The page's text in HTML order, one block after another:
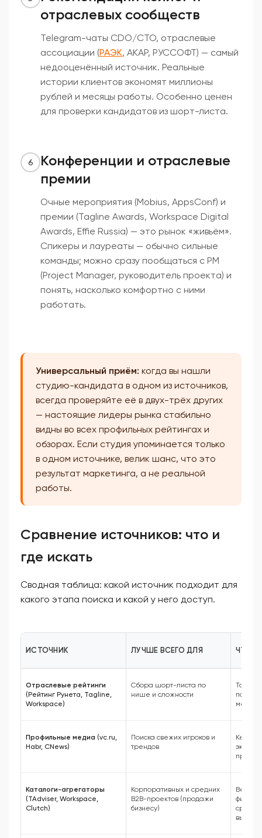
отраслевых сообществ
Telegram-чаты CDO/CTO, отраслевые
ассоциации (РАЭК, АКАР, РУССОФТ) — самый
недооценённый источник. Реальные
истории клиентов экономят миллионы
рублей и месяцы работы. Особенно ценен
для проверки кандидатов из шорт-листа.
6
Конференции и отраслевые
премии
Очные мероприятия (Mobius, AppsConf) и
премии (Tagline Awards, Workspace Digital
Awards, Effie Russia) — это рынок «живьём».
Спикеры и лауреаты — обычно сильные
команды; можно сразу пообщаться с PM
(Project Manager, руководитель проекта) и
понять, насколько комфортно с ними
работать.
Универсальный приём: когда вы нашли
студию-кандидата в одном из источников,
всегда проверяйте её в двух-трёх других
— настоящие лидеры рынка стабильно
видны во всех профильных рейтингах и
обзорах. Если студия упоминается только
в одном источнике, велик шанс, что это
результат маркетинга, а не реальной
работы.
Сравнение источников: что и
где искать
Сводная таблица: какой источник подходит для
какого этапа поиска и какой у него доступ.
ИСТОЧНИК ЛУЧШЕ ВСЕГО ДЛЯ ЧТО
Отраслевые рейтинги
(Рейтинг Рунета, Tagline,
Workspace)
Сбора шорт-листа по
нише и сложности
Топ-20
по
Профильные медиа (vc.ru,
Habr, CNews)
Поиска свежих игроков и
трендов
Кейсы
Каталоги-агрегаторы
(TAdviser, Workspace,
Clutch)
Корпоративных и средних
B2B-проектов (продажи
бизнесу)